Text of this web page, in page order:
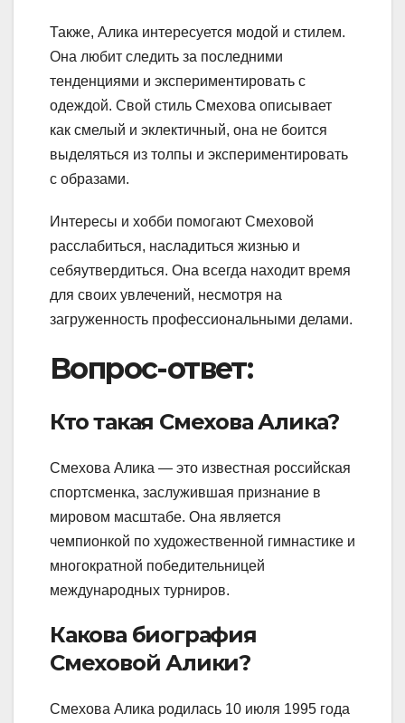
Также, Алика интересуется модой и стилем.
Она любит следить за последними
тенденциями и экспериментировать с
одеждой. Свой стиль Смехова описывает
как смелый и эклектичный, она не боится
выделяться из толпы и экспериментировать
с образами.
Интересы и хобби помогают Смеховой
расслабиться, насладиться жизнью и
себяутвердиться. Она всегда находит время
для своих увлечений, несмотря на
загруженность профессиональными делами.
Вопрос-ответ:
Кто такая Смехова Алика?
Смехова Алика — это известная российская
спортсменка, заслужившая признание в
мировом масштабе. Она является
чемпионкой по художественной гимнастике и
многократной победительницей
международных турниров.
Какова биография
Смеховой Алики?
Смехова Алика родилась 10 июля 1995 года